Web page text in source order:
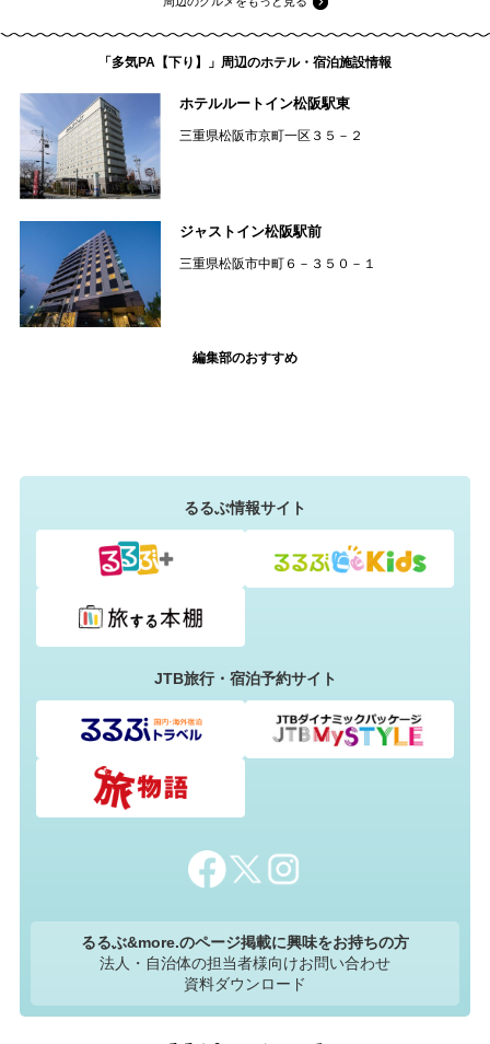
「多気PA【下り】」周辺のホテル・宿泊施設情報
ホテルルートイン松阪駅東
三重県松阪市京町一区３５－２
ジャストイン松阪駅前
三重県松阪市中町６－３５０－１
編集部のおすすめ
るるぶ情報サイト
JTB旅行・宿泊予約サイト
るるぶ&more.のページ掲載に興味をお持ちの方
法人・自治体の担当者様向けお問い合わせ
資料ダウンロード